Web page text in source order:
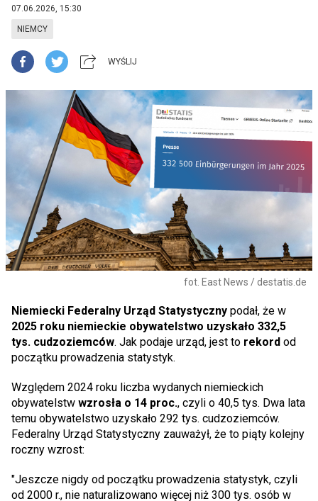
07.06.2026, 15:30
NIEMCY
WYŚLIJ
fot. East News / destatis.de
Niemiecki Federalny Urząd Statystyczny podał, że w
2025 roku niemieckie obywatelstwo uzyskało 332,5
tys. cudzoziemców. Jak podaje urząd, jest to rekord od
początku prowadzenia statystyk.
Względem 2024 roku liczba wydanych niemieckich
obywatelstw wzrosła o 14 proc., czyli o 40,5 tys. Dwa lata
temu obywatelstwo uzyskało 292 tys. cudzoziemców.
Federalny Urząd Statystyczny zauważył, że to piąty kolejny
roczny wzrost:
"Jeszcze nigdy od początku prowadzenia statystyk, czyli
od 2000 r., nie naturalizowano więcej niż 300 tys. osób w